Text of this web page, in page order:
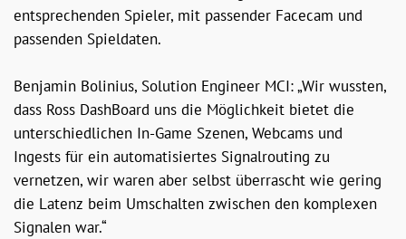
entsprechenden Spieler, mit passender Facecam und
passenden Spieldaten.
Benjamin Bolinius, Solution Engineer MCI: „Wir wussten,
dass Ross DashBoard uns die Möglichkeit bietet die
unterschiedlichen In-Game Szenen, Webcams und
Ingests für ein automatisiertes Signalrouting zu
vernetzen, wir waren aber selbst überrascht wie gering
die Latenz beim Umschalten zwischen den komplexen
Signalen war.“